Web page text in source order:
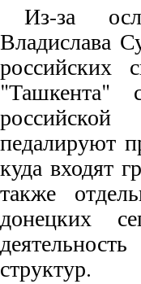
Из-за
Владислава
российских
"Ташкента"
педалируют
куда входят
также
донецких
структур.